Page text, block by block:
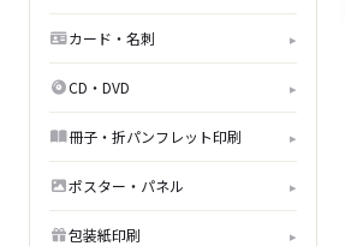
カード・名刺 ▸
CD・DVD ▸
冊子・折パンフレット印刷 ▸
ポスター・パネル ▸
包装紙印刷 ▸